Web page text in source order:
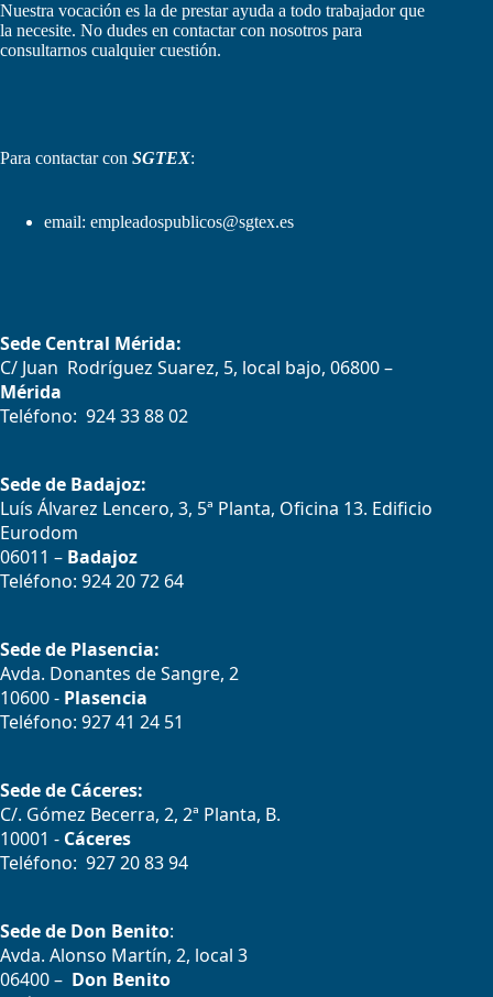
Nuestra vocación es la de prestar ayuda a todo trabajador que
la necesite. No dudes en contactar con nosotros para
consultarnos cualquier cuestión.
Para contactar con SGTEX:
email: empleadospublicos@sgtex.es
Sede Central Mérida:
C/ Juan Rodríguez Suarez, 5, local bajo, 06800 –
Mérida
Teléfono: 924 33 88 02
Sede de Badajoz:
Luís Álvarez Lencero, 3, 5ª Planta, Oficina 13. Edificio
Eurodom
06011 – Badajoz
Teléfono: 924 20 72 64
Sede de Plasencia:
Avda. Donantes de Sangre, 2
10600 - Plasencia
Teléfono: 927 41 24 51
Sede de Cáceres:
C/. Gómez Becerra, 2, 2ª Planta, B.
10001 - Cáceres
Teléfono: 927 20 83 94
Sede de Don Benito:
Avda. Alonso Martín, 2, local 3
06400 – Don Benito